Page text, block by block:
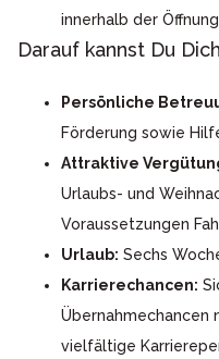
innerhalb der
Darauf kannst Du
Persönliche
Förderung sowie
Attraktive
Urlaubs- und
Voraussetzungen
Urlaub: Sechs
Karrierechancen:
Übernahmechancen
vielfältige